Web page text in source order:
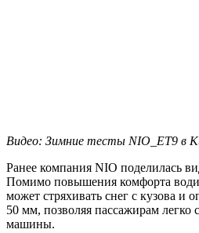
Видео: Зимние тесты NIO_ET9 в
Ранее компания NIO поделилась
Помимо повышения комфорта
может стряхивать снег с кузова и
50 мм, позволяя пассажирам легко
машины.